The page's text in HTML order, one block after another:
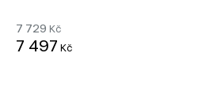
7 729 Kč
7 497 Kč